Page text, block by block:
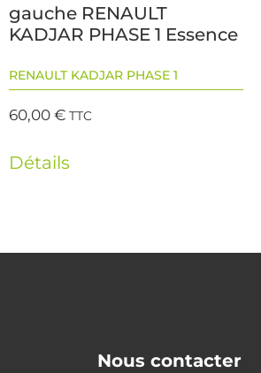
gauche RENAULT
KADJAR PHASE 1 Essence
RENAULT KADJAR PHASE 1
60,00€ TTC
Détails
Nous contacter